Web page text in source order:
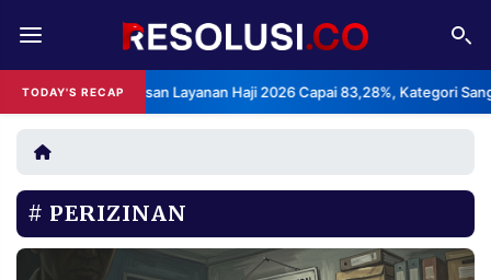
TODAY'S RECAP
Kepuasan Layanan Haji 2026 Capai 83,28%, Kategori Sangat
REDAKSI TENTANG
RESOLUSI IKLAN
RUBRIKASI
EDITORIAL AKSARA
PERIZINAN